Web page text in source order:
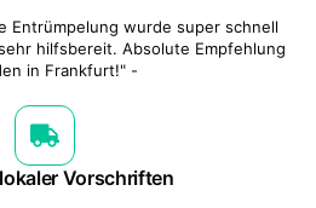
Entrümpelung wurde super schnell
hilfsbereit. Absolute Empfehlung
in Frankfurt!" -
Vorschriften